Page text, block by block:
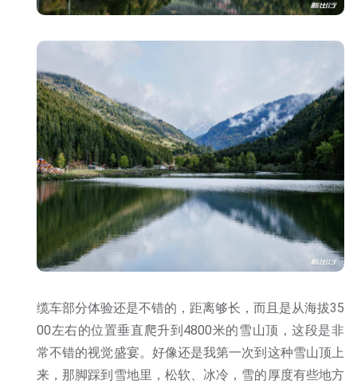
缆车部分体验还是不错的，距离够长，而且是从海拔35
00左右的位置垂直爬升到4800米的雪山顶，这段是非
常不错的视觉盛宴。好像还是我第一次到这种雪山顶上
来，那脚踩到雪地里，松软、冰冷，雪的厚度有些地方